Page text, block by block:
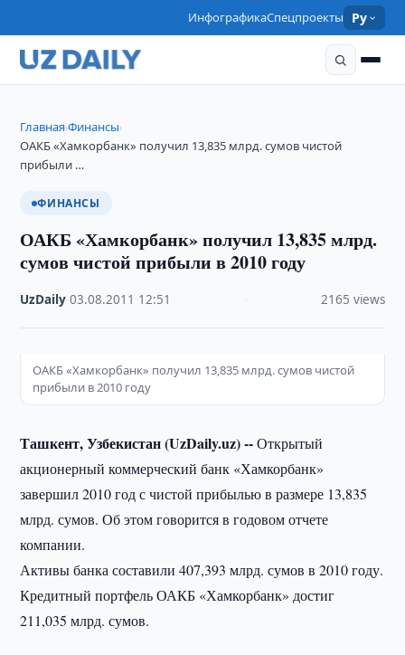
ИнфографикаСпецпроекты Ру
Главная›Финансы›
ОАКБ «Хамкорбанк» получил 13,835 млрд. сумов чистой
прибыли …
ФИНАНСЫ
ОАКБ «Хамкорбанк» получил 13,835 млрд.
сумов чистой прибыли в 2010 году
UzDaily ·03.08.2011 12:51 2165 views
ОАКБ «Хамкорбанк» получил 13,835 млрд. сумов чистой
прибыли в 2010 году
Ташкент, Узбекистан (UzDaily.uz) --Открытый
акционерный коммерческий банк «Хамкорбанк»
завершил 2010 год с чистой прибылью в размере 13,835
млрд. сумов. Об этом говорится в годовом отчете
компании.
Активы банка составили 407,393 млрд. сумов в 2010 году.
Кредитный портфель ОАКБ «Хамкорбанк» достиг
211,035 млрд. сумов.